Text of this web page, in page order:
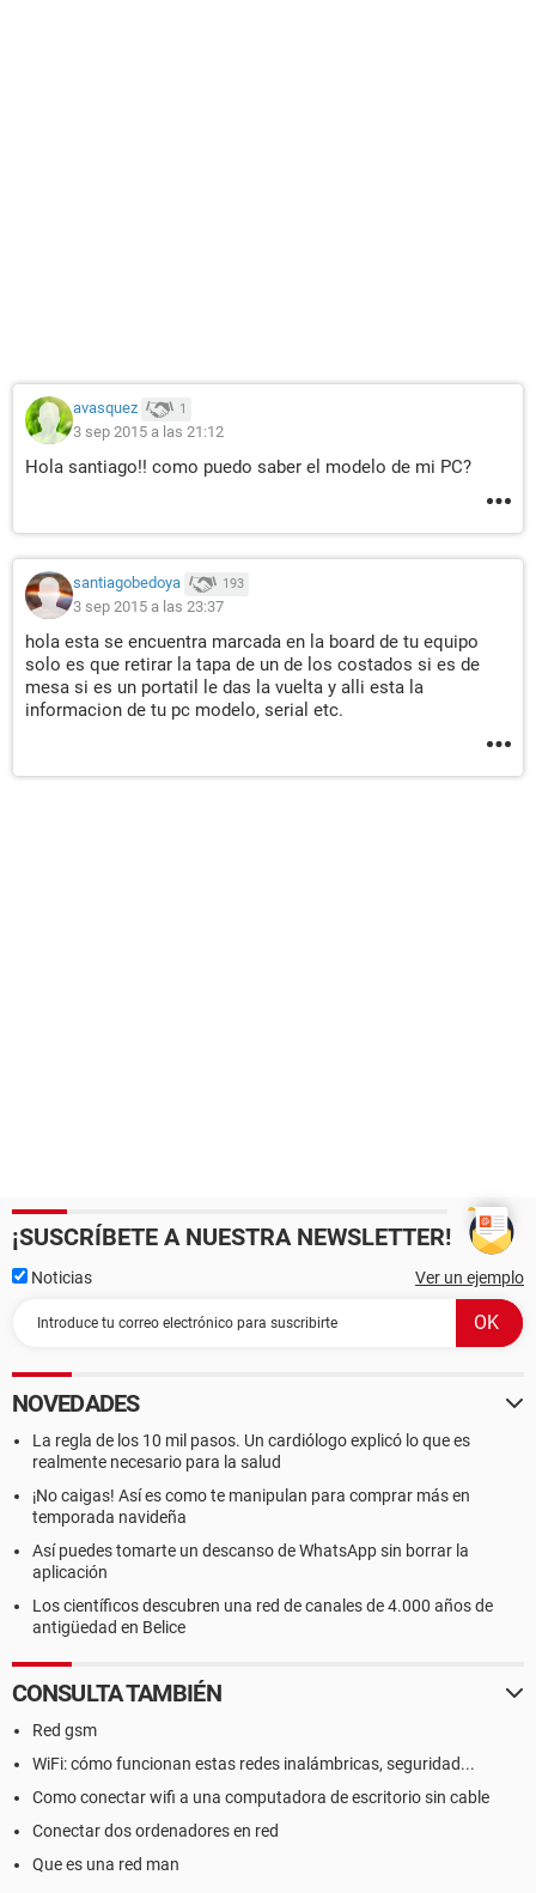
avasquez 1
3 sep 2015 a las 21:12
Hola santiago!! como puedo saber el modelo de mi PC?
santiagobedoya 193
3 sep 2015 a las 23:37
hola esta se encuentra marcada en la board de tu equipo
solo es que retirar la tapa de un de los costados si es de
mesa si es un portatil le das la vuelta y alli esta la
informacion de tu pc modelo, serial etc.
¡SUSCRÍBETE A NUESTRA NEWSLETTER!
Noticias Ver un ejemplo
NOVEDADES
La regla de los 10 mil pasos. Un cardiólogo explicó lo que es
realmente necesario para la salud
¡No caigas! Así es como te manipulan para comprar más en
temporada navideña
Así puedes tomarte un descanso de WhatsApp sin borrar la
aplicación
Los científicos descubren una red de canales de 4.000 años de
antigüedad en Belice
CONSULTA TAMBIÉN
Red gsm
WiFi: cómo funcionan estas redes inalámbricas, seguridad...
Como conectar wifi a una computadora de escritorio sin cable
Conectar dos ordenadores en red
Que es una red man